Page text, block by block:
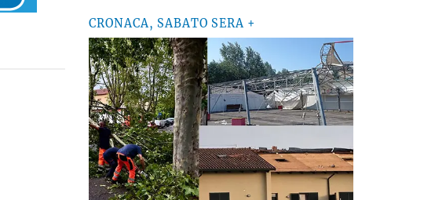
CRONACA, SABATO SERA +